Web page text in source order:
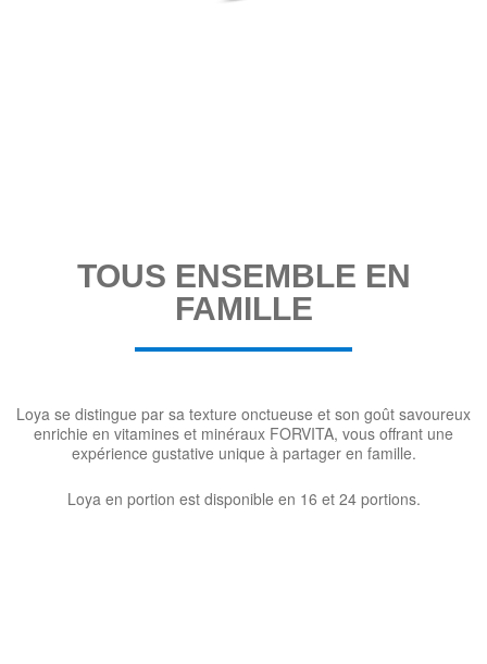
TOUS ENSEMBLE EN
FAMILLE
Loya se distingue par sa texture onctueuse et son goût savoureux
enrichie en vitamines et minéraux FORVITA, vous offrant une
expérience gustative unique à partager en famille.
Loya en portion est disponible en 16 et 24 portions.